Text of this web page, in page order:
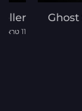
11 טראקים